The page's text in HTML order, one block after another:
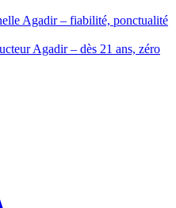
Agadir – fiabilité, ponctualité
Agadir – dès 21 ans, zéro